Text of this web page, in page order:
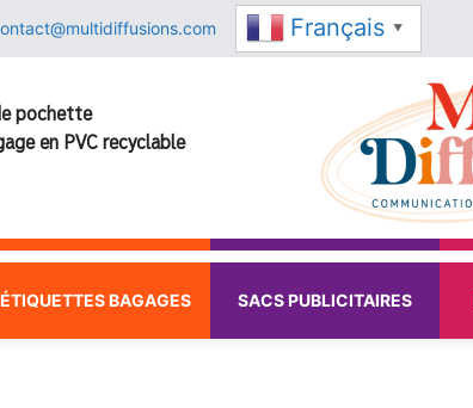
Français ▼
pochette
en PVC recyclable
ÉTIQUETTES BAGAGES SACS PUBLICITAIRES